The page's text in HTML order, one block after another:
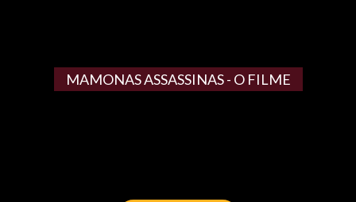
MAMONAS ASSASSINAS - O FILME